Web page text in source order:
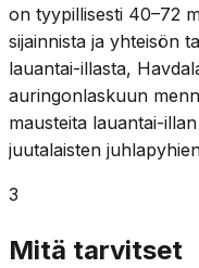
on tyypillisesti 40–72
sijainnista ja yhteisön
lauantai-illasta,
auringonlaskuun
mausteita lauantai-
juutalaisten
3
Mitä tarvitset